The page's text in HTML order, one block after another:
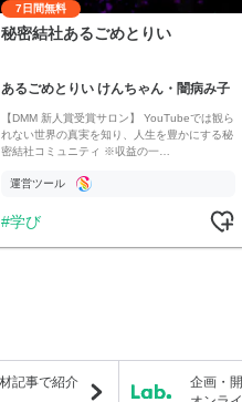
7日間無料
秘密結社あるごめとりい
あるごめとりい けんちゃん・闇病み子
【DMM 新人賞受賞サロン】 YouTubeでは観ら
れない世界の真実を知り、人生を豊かにする秘
密結社コミュニティ ※収益の一…
運営ツール
学び
記事で紹介
企画・